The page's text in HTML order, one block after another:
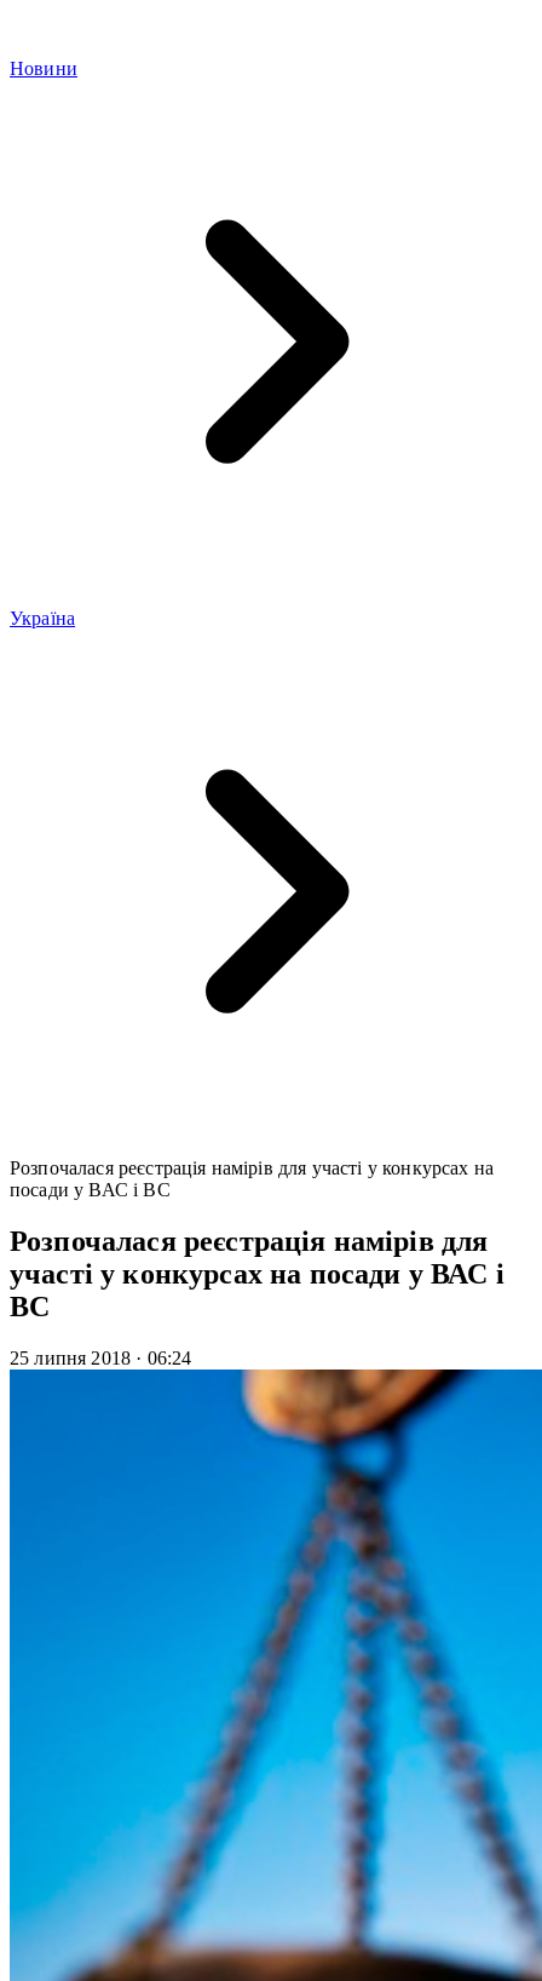
Новини
Україна
Розпочалася реєстрація намірів для участі у конкурсах на
посади у ВАС і ВС
Розпочалася реєстрація намірів для
участі у конкурсах на посади у ВАС і
ВС
25 липня 2018 · 06:24